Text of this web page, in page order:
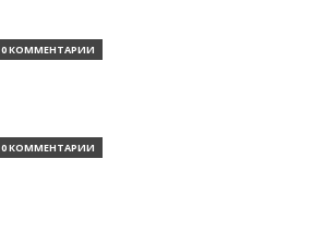
0 КОММЕНТАРИИ
0 КОММЕНТАРИИ